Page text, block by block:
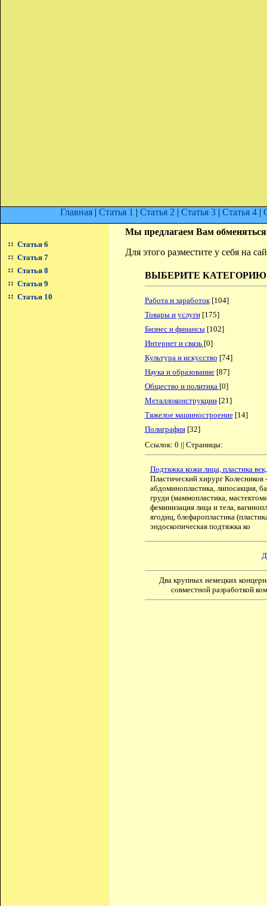
Главная | Статья 1 | Статья 2 | Статья 3 | Статья 4 |
Статья 6
Статья 7
Статья 8
Статья 9
Статья 10
Мы предлагаем Вам
Для этого разместите у себя на
ВЫБЕРИТЕ КАТЕГОРИЮ
Работа и заработок[104]
Товары и услуги[175]
Бизнес и финансы[102]
Интернет и связь [0]
Культура и искусство [74]
Наука и образование[87]
Общество и политика [0]
Металлоконструкции[21]
Тяжелое машиностроение[14]
Полиграфия[32]
Ссылок: 0 || Страницы:
Подтяжка кожи лица, пластика
Пластический хирург
абдоминопластика, липосакция,
груди (маммопластика,
феминизация лица и тела,
ягодиц, блефаропластика
эндоскопическая подтяжка ко
Два крупных немецких
совместной разработкой